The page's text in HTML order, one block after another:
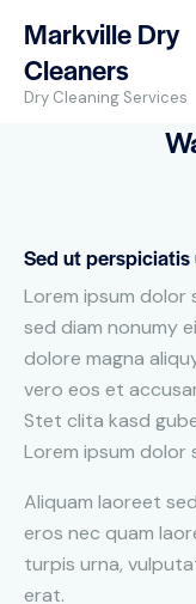
Markville Dry
Cleaners
Dry Cleaning Services
Sed ut
Lorem ipsum
sed diam nonumy
dolore magna
vero eos et
Stet clita kasd
Lorem ipsum dolor
Aliquam laoreet
eros nec quam
turpis urna,
erat.